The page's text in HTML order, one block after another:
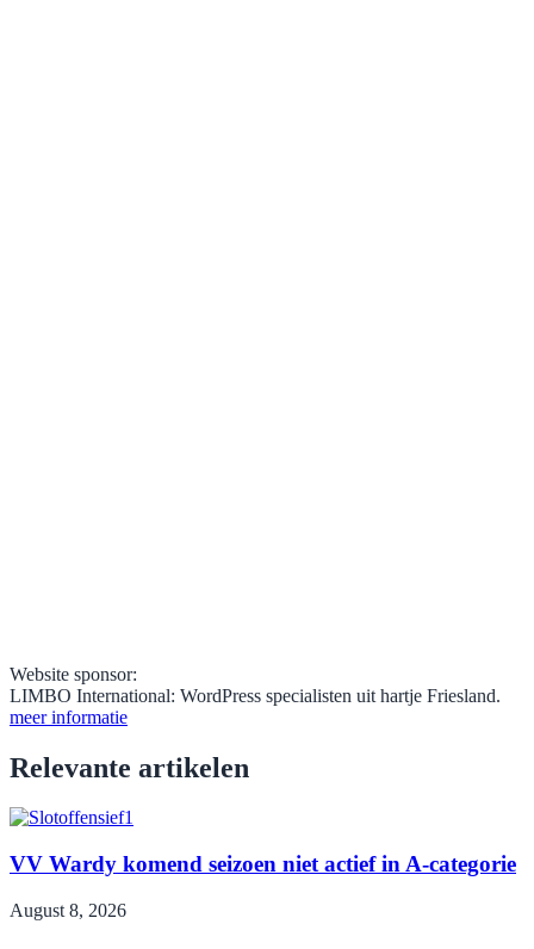
Website sponsor:
LIMBO International: WordPress specialisten uit hartje Friesland.
meer informatie
Relevante artikelen
VV Wardy komend seizoen niet actief in A-categorie
August 8, 2026